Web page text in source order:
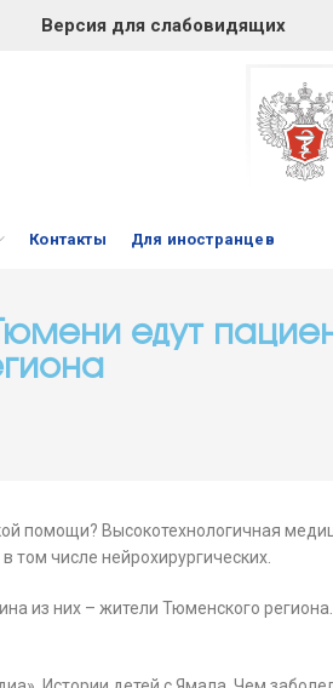
Версия для слабовидящих
Контакты Для иностранцев
едут
помощи? Высокотехнологичная
числе нейрохирургических.
из них – жители Тюменского